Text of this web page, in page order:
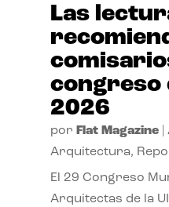
Las
congreso
2026
por Flat Magazine|
Arquitectura,
El 29 Congreso
Arquitectas de la